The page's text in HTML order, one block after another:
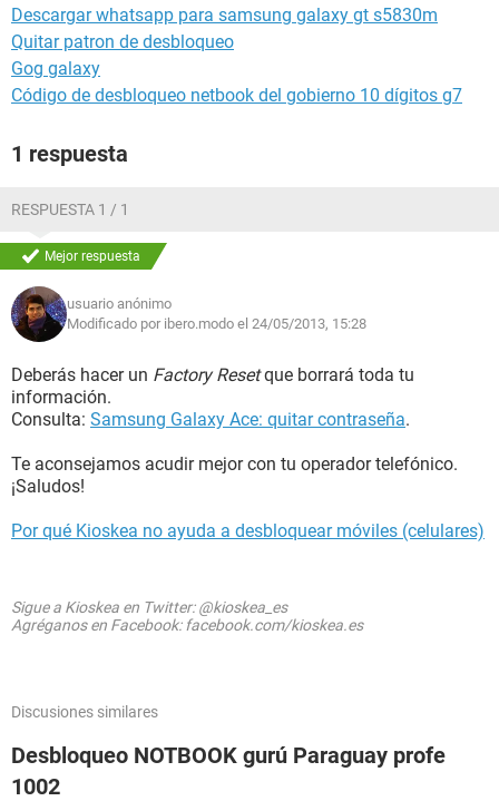
Descargar whatsapp para samsung galaxy gt s5830m
Quitar patron de desbloqueo
Gog galaxy
Código de desbloqueo netbook del gobierno 10 dígitos g7
1 respuesta
RESPUESTA 1 / 1
Mejor respuesta
usuario anónimo
Modificado por ibero.modo el 24/05/2013, 15:28
Deberás hacer un Factory Resetque borrará toda tu
información.
Consulta: Samsung Galaxy Ace: quitar contraseña.
Te aconsejamos acudir mejor con tu operador telefónico.
¡Saludos!
Por qué Kioskea no ayuda a desbloquear móviles (celulares)
Sigue a Kioskea en Twitter: @kioskea_es
Agréganos en Facebook: facebook.com/kioskea.es
Discusiones similares
Desbloqueo NOTBOOK gurú Paraguay profe
1002